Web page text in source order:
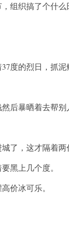
织搞了个什么
的烈日，抓泥
暴晒着去帮别
，这才隔着两
黑上几个度。
价冰可乐。